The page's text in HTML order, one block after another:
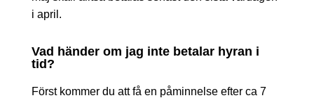
i april.
Vad händer om jag inte betalar hyran i
tid?
Först kommer du att få en påminnelse efter ca 7